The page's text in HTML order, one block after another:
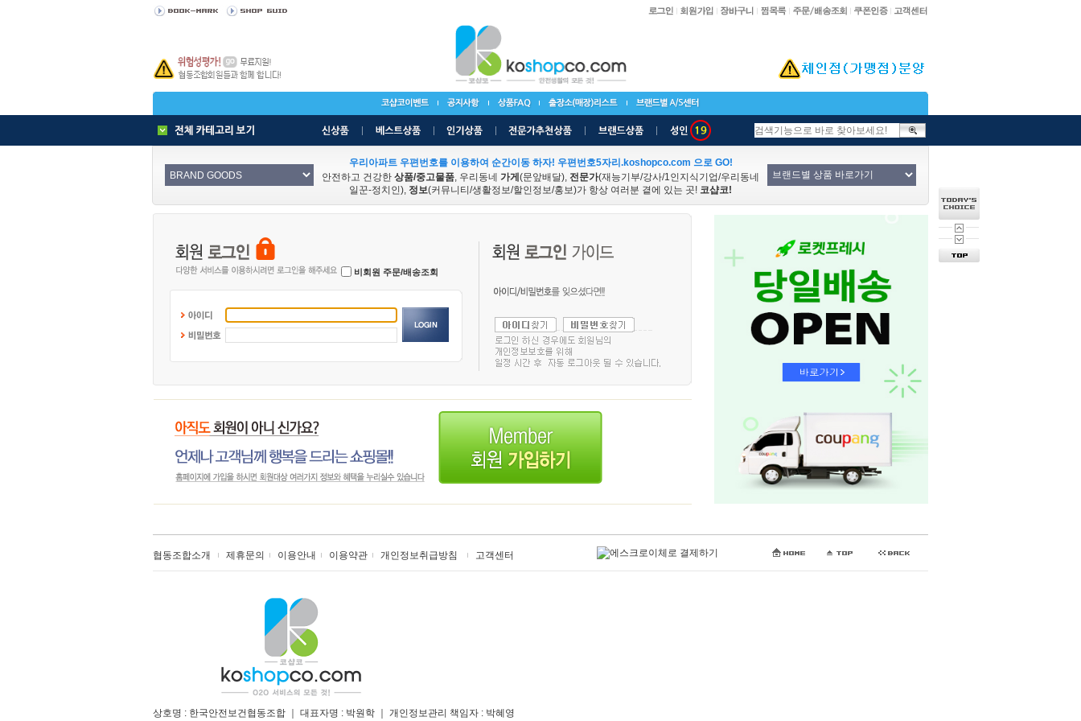
우리아파트 우편번호를 이용하여 순간이동 하자! 우편번호5자리.koshopco.com 으로 GO!
안전하고 건강한 상품/중고물품, 우리동네 가게 (문앞배달), 전문가(재능기부/강사/1인지식기업/우리동네
일꾼-정치인), 정보(커뮤니티/생활정보/할인정보/홍보)가 항상 여러분 곁에 있는 곳! 코샵코!
비회원 주문/배송조회
협동조합소개 제휴문의 이용안내 이용약관 개인정보취급방침 고객센터
상호명 : 한국안전보건협동조합 ｜ 대표자명 : 박원학 ｜ 개인정보관리 책임자 : 박혜영